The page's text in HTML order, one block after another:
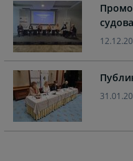
forward
to
interact
with
the
calendar
and
select
a
to
a